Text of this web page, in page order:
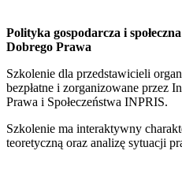
Polityka gospodarcza i
Dobrego Prawa
Szkolenie dla przedstawicieli
bezpłatne i zorganizowane przez
Prawa i Społeczeństwa INPRIS.
Szkolenie ma interaktywny
teoretyczną oraz analizę sytuacji